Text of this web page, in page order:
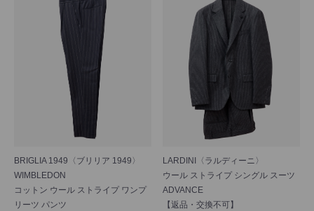
BRIGLIA 1949〈ブリリア 1949〉
WIMBLEDON
コットン ウール ストライプ ワンプ
リーツ パンツ
LARDINI〈ラルディーニ〉
ウール ストライプ シングル スーツ
ADVANCE
【返品・交換不可】